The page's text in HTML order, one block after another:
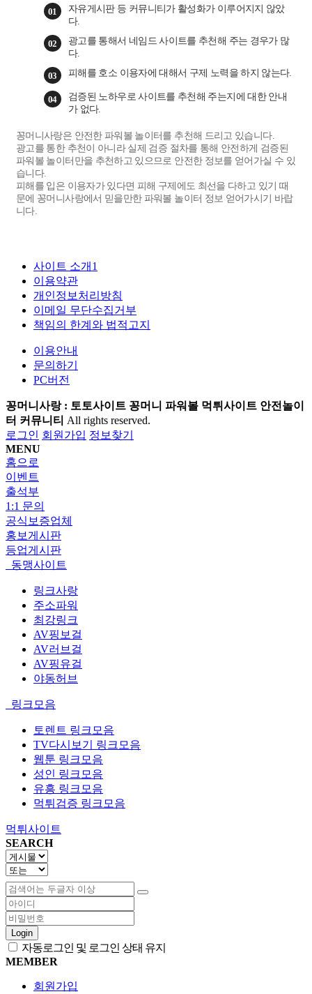
01
자유게시판 등 커뮤니티가 활성화가 이루어지지 않았
다.
02
광고를 통해서 네임드 사이트를 추천해 주는 경우가 많
다.
03 피해를 호소 이용자에 대해서 구제 노력을 하지 않는다.
04
검증된 노하우로 사이트를 추천해 주는지에 대한 안내
가 없다.
꽁머니사랑은 안전한 파워볼 놀이터를 추천해 드리고 있습니다.
광고를 통한 추천이 아니라 실제 검증 절차를 통해 안전하게 검증된
파워볼 놀이터만을 추천하고 있으므로 안전한 정보를 얻어가실 수 있
습니다.
피해를 입은 이용자가 있다면 피해 구제에도 최선을 다하고 있기 때
문에 꽁머니사랑에서 믿을만한 파워볼 놀이터 정보 얻어가시기 바랍
니다.
사이트 소개1
이용약관
개인정보처리방침
이메일 무단수집거부
책임의 한계와 법적고지
이용안내
문의하기
PC버전
꽁머니사랑 : 토토사이트 꽁머니 파워볼 먹튀사이트 안전놀이
터 커뮤니티 All rights reserved.
로그인 회원가입 정보찾기
MENU
홈으로
이벤트
출석부
1:1 문의
공식보증업체
홍보게시판
등업게시판
동맹사이트
링크사랑
주소파워
최강링크
AV핑보걸
AV러브걸
AV핑유걸
야동허브
링크모음
토렌트 링크모음
TV다시보기 링크모음
웹툰 링크모음
성인 링크모음
유흥 링크모음
먹튀검증 링크모음
먹튀사이트
SEARCH
Login
자동로그인 및 로그인 상태 유지
MEMBER
회원가입